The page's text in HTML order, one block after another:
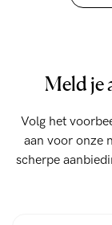
Meld je
Volg het
aan voor onze
scherpe